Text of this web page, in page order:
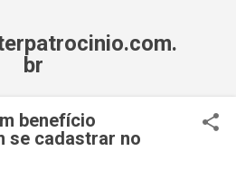
br
benefício
se cadastrar no